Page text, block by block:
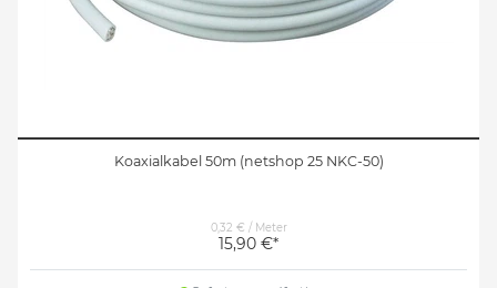
Koaxialkabel 50m (netshop 25 NKC-50)
0,32 € / Meter
15,90 €*